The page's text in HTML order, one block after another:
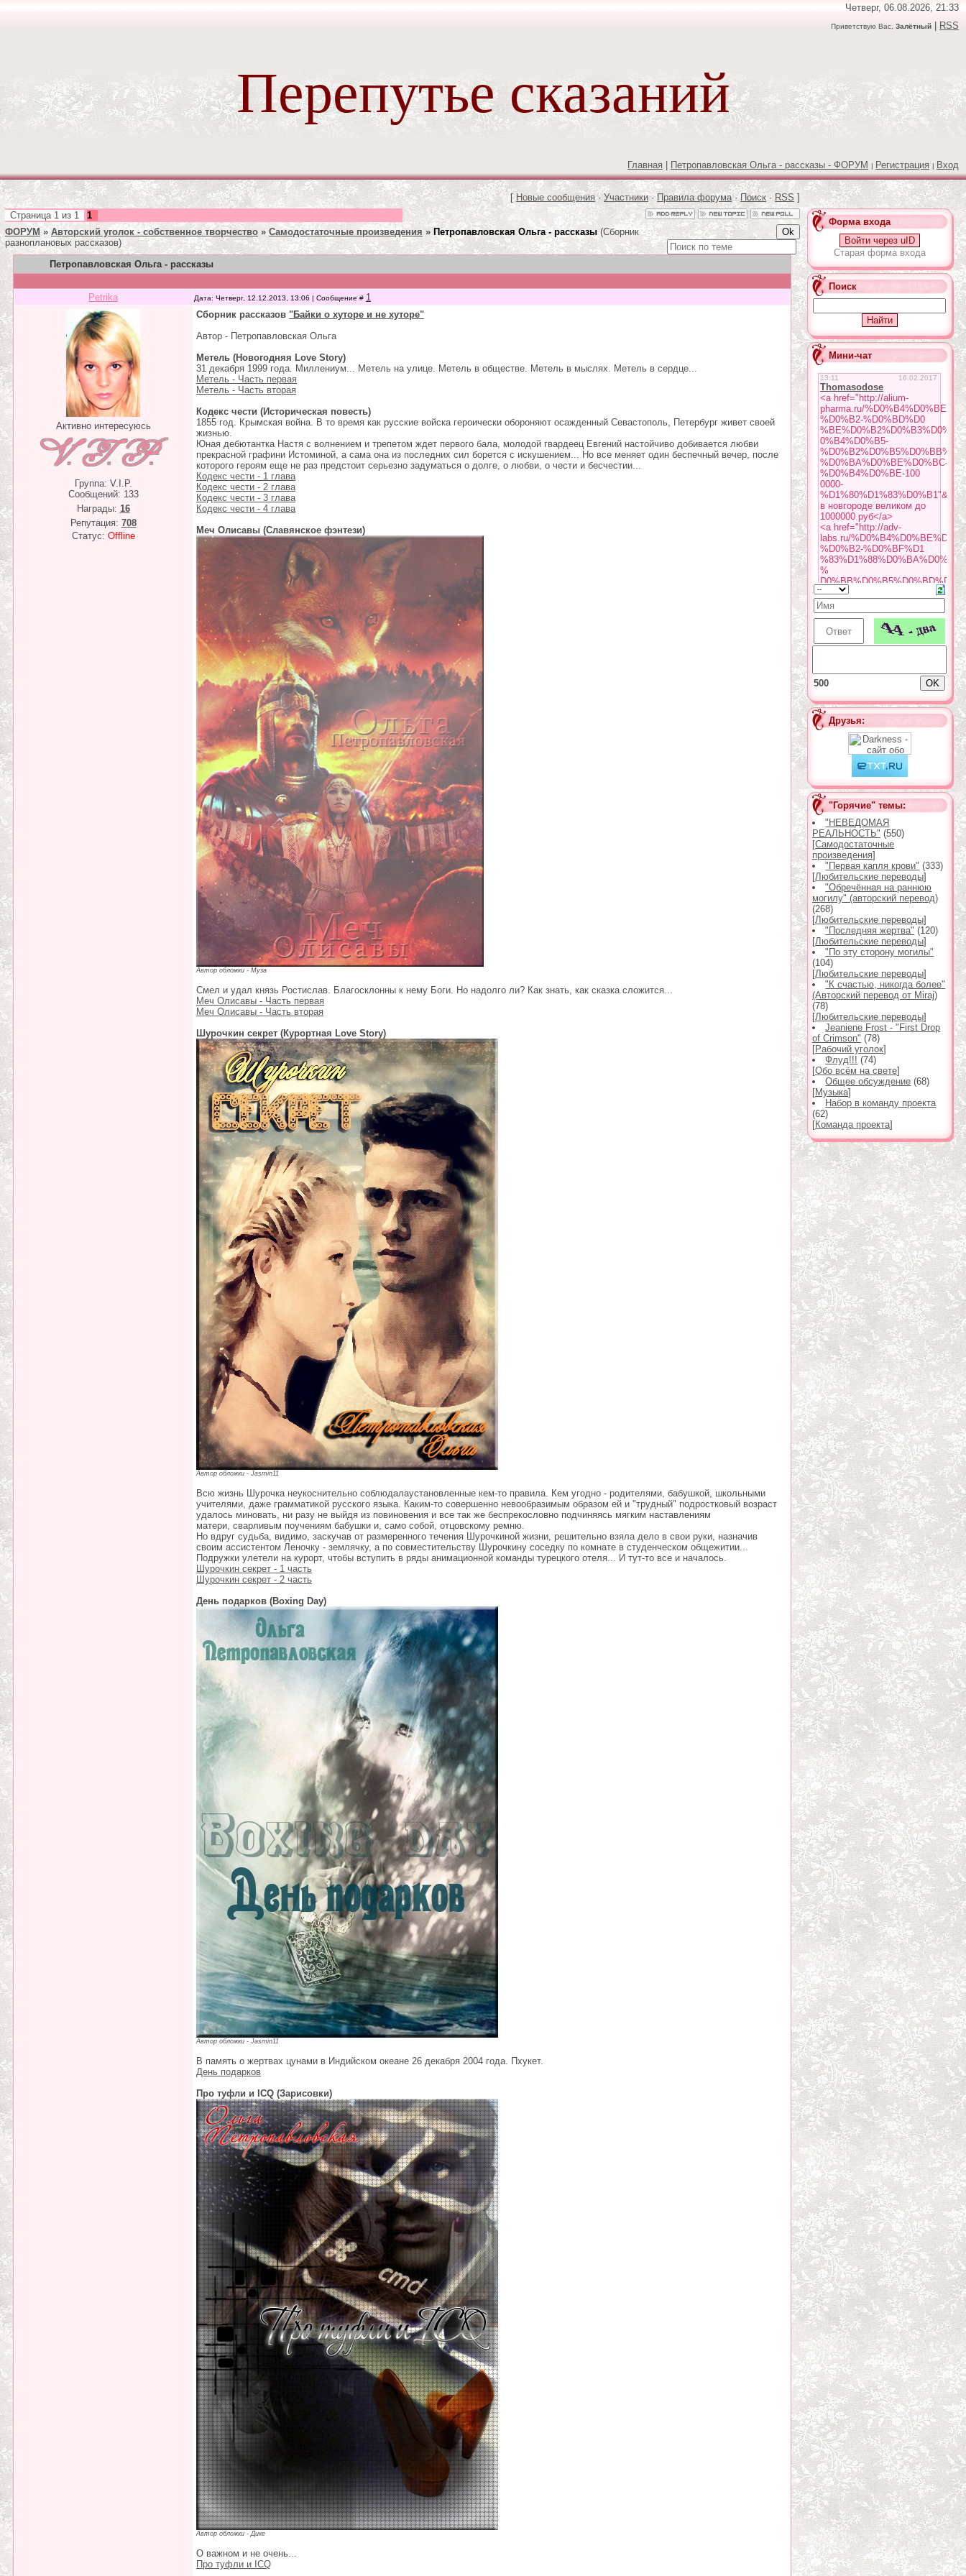
Четверг, 06.08.2026, 21:33
Приветствую Вас, Залётный RSS
Перепутье сказаний
Главная Петропавловская Ольга - рассказы - ФОРУМ | Регистрация | Вход
[Новые сообщения· Участники·Правила форума·Поиск· RSS ]
Страница 1 из 1
1
ФОРУМ » Авторский уголок - собственное творчество » Самодостаточные произведения » Петропавловская Ольга - рассказы (Сборник
разноплановых рассказов)
Петропавловская Ольга - рассказы
Petrika Дата: Четверг, 12.12.2013, 13:06 | Сообщение # 1
Активно интересуюсь
Группа: V.I.P.
Сообщений: 133
Награды: 16
Репутация: 708
Статус: Offline
Сборник рассказов "Байки о хуторе и не хуторе"
Автор - Петропавловская Ольга
Метель (Новогодняя Love Story)
31 декабря 1999 года. Миллениум... Метель на улице. Метель в обществе. Метель в мыслях. Метель в сердце...
Метель - Часть первая
Метель - Часть вторая
Кодекс чести (Историческая повесть)
1855 год. Крымская война. В то время как русские войска героически обороняют осажденный Севастополь, Петербург живет своей
жизнью.
Юная дебютантка Настя с волнением и трепетом ждет первого бала, молодой гвардеец Евгений настойчиво добивается любви
прекрасной графини Истоминой, а сама она из последних сил борется с искушением... Но все меняет один беспечный вечер, после
которого героям еще не раз предстоит серьезно задуматься о долге, о любви, о чести и бесчестии...
Кодекс чести - 1 глава
Кодекс чести - 2 глава
Кодекс чести - 3 глава
Кодекс чести - 4 глава
Меч Олисавы (Славянское фэнтези)
Автор обложки - Муза
Смел и удал князь Ростислав. Благосклонны к нему Боги. Но надолго ли? Как знать, как сказка сложится...
Меч Олисавы - Часть первая
Меч Олисавы - Часть вторая
Шурочкин секрет (Курортная Love Story)
Автор обложки - Jasmin11
Всю жизнь Шурочка неукоснительно соблюдалаустановленные кем-то правила. Кем угодно - родителями, бабушкой, школьными
учителями, даже грамматикой русского языка. Каким-то совершенно невообразимым образом ей и "трудный" подростковый возраст
удалось миновать, ни разу не выйдя из повиновения и все так же беспрекословно подчиняясь мягким наставлениям
матери, сварливым поучениям бабушки и, само собой, отцовскому ремню.
Но вдруг судьба, видимо, заскучав от размеренного течения Шурочкиной жизни, решительно взяла дело в свои руки, назначив
своим ассистентом Леночку - землячку, а по совместительству Шурочкину соседку по комнате в студенческом общежитии...
Подружки улетели на курорт, чтобы вступить в ряды анимационной команды турецкого отеля... И тут-то все и началось.
Шурочкин секрет - 1 часть
Шурочкин секрет - 2 часть
День подарков (Boxing Day)
Автор обложки - Jasmin11
В память о жертвах цунами в Индийском океане 26 декабря 2004 года. Пхукет.
День подарков
Про туфли и ICQ (Зарисовки)
Автор обложки - Дике
О важном и не очень...
Про туфли и ICQ
Форма входа
Войти через uID
Старая форма входа
Поиск
Мини-чат
500
Друзья:
"Горячие" темы:
"НЕВЕДОМАЯ
РЕАЛЬНОСТЬ" (550)
[Самодостаточные
произведения]
"Первая капля крови" (333)
[Любительские переводы]
"Обречённая на раннюю
могилу" (авторский перевод)
(268)
[Любительские переводы]
"Последняя жертва" (120)
[Любительские переводы]
"По эту сторону могилы"
(104)
[Любительские переводы]
"К счастью, никогда более"
(Авторский перевод от Miraj)
(78)
[Любительские переводы]
Jeaniene Frost - "First Drop
of Crimson" (78)
[Рабочий уголок]
Флуд!!! (74)
[Обо всём на свете]
Общее обсуждение (68)
[Музыка]
Набор в команду проекта
(62)
[Команда проекта]